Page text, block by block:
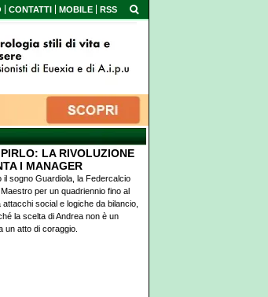
CONTATTI MOBILE RSS
LA RIVOLUZIONE
I MANAGER
il sogno Guardiola, la Federcalcio
per un quadriennio fino al
attacchi social e logiche da bilancio,
la scelta di Andrea non è un
un atto di coraggio.